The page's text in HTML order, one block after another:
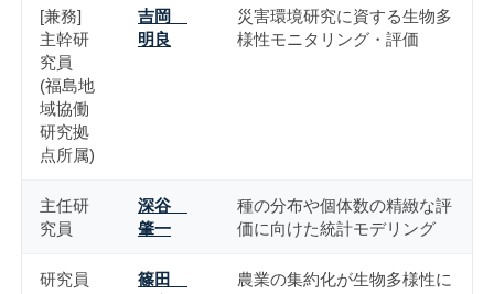
[兼務]
主幹研
究員
(福島地
域協働
研究拠
点所属)
吉岡
明良
災害環境研究に資する生物多
様性モニタリング・評価
主任研
究員
深谷
肇一
種の分布や個体数の精緻な評
価に向けた統計モデリング
研究員
篠田
農業の集約化が生物多様性に